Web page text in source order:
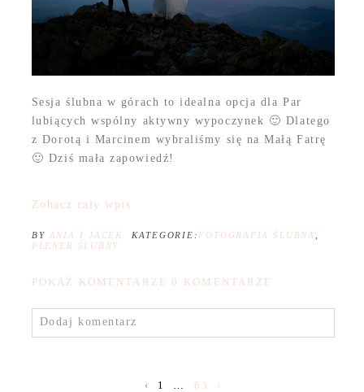
Sesja ślubna w górach to idealna opcja dla Par
lubiących wspólny aktywny wypoczynek 🙂 Dlatego
z Dorotą i Marcinem wybraliśmy się na Małą Fatrę
🙂 Dziś mała zapowiedź!
Zobacz cały wpis
BY ANIA I JACEK KATEGORIE: FOTOGRAFIA ŚLUBNA
PLENER ŚLUBNY
POKAŻ KOMENTARZE 0 KOMENTARZE
Dodaj komentarz
‹ 1 63 ›